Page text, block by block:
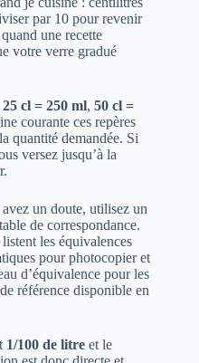
par 10 pour revenir
une recette
votre verre gradué
25 cl = 250 ml, 50 cl =
courante ces repères
quantité demandée. Si
versez jusqu’à la
un doute, utilisez un
de correspondance.
les équivalences
pour photocopier et
d’équivalence pour les
référence disponible en
1/100 de litre et le